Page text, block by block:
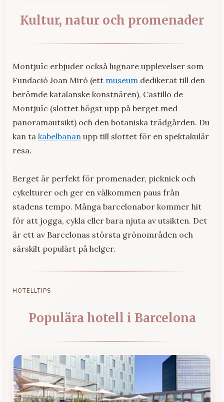
Kultur, natur och promenader
Montjuïc erbjuder också lugnare upplevelser som
Fundació Joan Miró (ett museum dedikerat till den
berömde katalanske konstnären), Castillo de
Montjuïc (slottet högst upp på berget med
panoramautsikt) och den botaniska trädgården. Du
kan ta kabelbanan upp till slottet för en spektakulär
resa.
Berget är perfekt för promenader, picknick och
cykelturer och ger en välkommen paus från
stadens tempo. Många barcelonabor kommer hit
för att jogga, cykla eller bara njuta av utsikten. Det
är ett av Barcelonas största grönområden och
särskilt populärt på helger.
HOTELLTIPS
Populära hotell i Barcelona